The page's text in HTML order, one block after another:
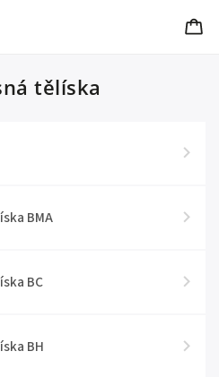
tělíska
BMA
BC
BH